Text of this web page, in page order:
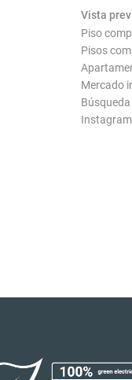
Vista
Piso
Pisos
Mercado
Instagram